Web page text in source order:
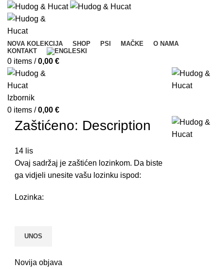
NOVA KOLEKCIJA SHOP PSI MAČKE
O NAMA
KONTAKT
0 items / 0,00 €
Izbornik
0 items / 0,00 €
Zaštićeno: Description
14 lis
Ovaj sadržaj je zaštićen lozinkom. Da biste
ga vidjeli unesite vašu lozinku ispod:
Lozinka:
Novija objava